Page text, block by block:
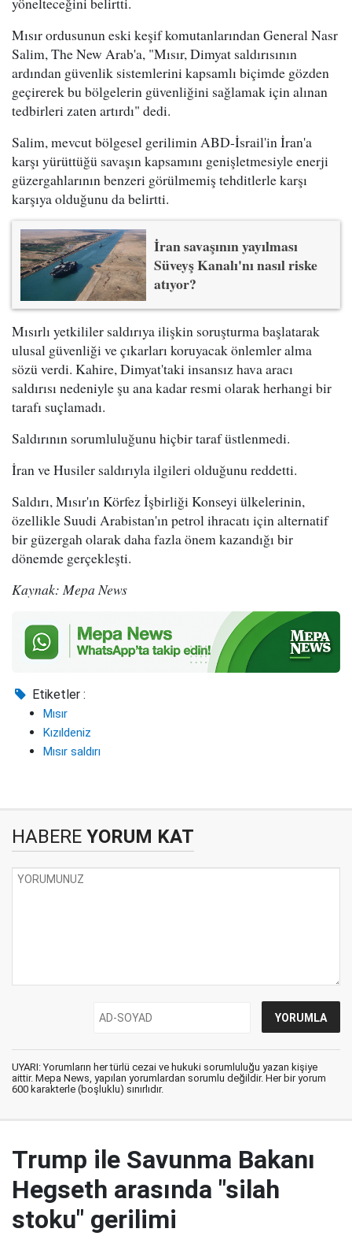
Mısır ordusunun eski keşif komutanlarından General Nasr
Salim, The New Arab'a, "Mısır, Dimyat saldırısının
ardından güvenlik sistemlerini kapsamlı biçimde gözden
geçirerek bu bölgelerin güvenliğini sağlamak için alınan
tedbirleri zaten artırdı" dedi.
Salim, mevcut bölgesel gerilimin ABD-İsrail'in İran'a
karşı yürüttüğü savaşın kapsamını genişletmesiyle enerji
güzergahlarının benzeri görülmemiş tehditlerle karşı
karşıya olduğunu da belirtti.
İran savaşının yayılması
Süveyş Kanalı'nı nasıl riske
atıyor?
Mısırlı yetkililer saldırıya ilişkin soruşturma başlatarak
ulusal güvenliği ve çıkarları koruyacak önlemler alma
sözü verdi. Kahire, Dimyat'taki insansız hava aracı
saldırısı nedeniyle şu ana kadar resmi olarak herhangi bir
tarafı suçlamadı.
Saldırının sorumluluğunu hiçbir taraf üstlenmedi.
İran ve Husiler saldırıyla ilgileri olduğunu reddetti.
Saldırı, Mısır'ın Körfez İşbirliği Konseyi ülkelerinin,
özellikle Suudi Arabistan'ın petrol ihracatı için alternatif
bir güzergah olarak daha fazla önem kazandığı bir
dönemde gerçekleşti.
Kaynak: Mepa News
Etiketler :
Mısır
Kızıldeniz
Mısır saldırı
HABERE YORUM KAT
UYARI: Yorumların her türlü cezai ve hukuki sorumluluğu yazan kişiye
aittir. Mepa News, yapılan yorumlardan sorumlu değildir. Her bir yorum
600 karakterle (boşluklu) sınırlıdır.
Trump ile Savunma Bakanı
Hegseth arasında "silah
stoku" gerilimi